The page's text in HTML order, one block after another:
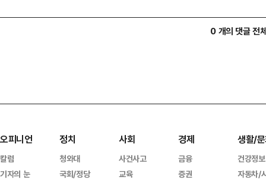
0 개의 댓글 전
오피니언
칼럼
기자의 눈
정치
청와대
국회/정당
사회
사건사고
교육
경제
금융
증권
생활/
건강정보
자동차/